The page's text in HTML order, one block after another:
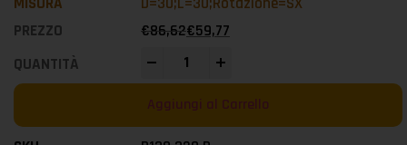
€86,62€59,77
Aggiungi al Carrello